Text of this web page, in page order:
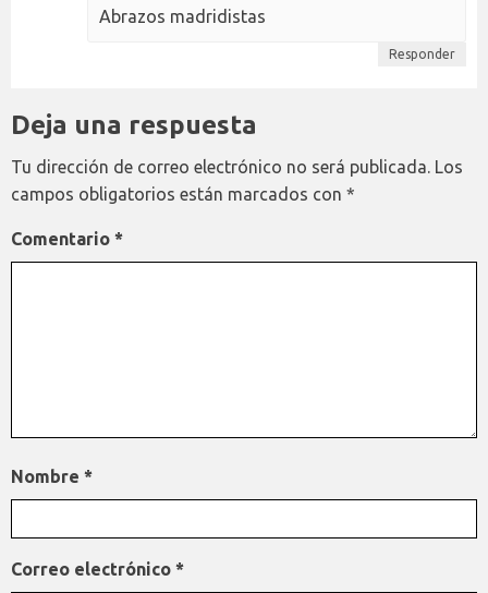
Abrazos madridistas
Responder
Deja una respuesta
Tu dirección de correo electrónico no será publicada. Los
campos obligatorios están marcados con *
Comentario *
Nombre *
Correo electrónico *